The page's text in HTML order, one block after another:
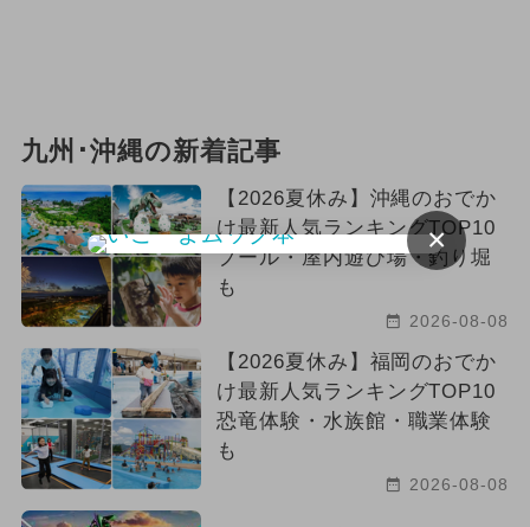
2026年9月のイベント
2025年6月のイベント
夏休み（日帰り）
2026年5月のイベント
2024年3月のイベント アート
ハロウィン 2024年6月のイベント
2026年3月のイベント
九州･沖縄の新着記事
【2026夏休み】沖縄のおでか
け最新人気ランキングTOP10
プール・屋内遊び場・釣り堀
も
2026-08-08
【2026夏休み】福岡のおでか
け最新人気ランキングTOP10
恐竜体験・水族館・職業体験
も
2026-08-08
×